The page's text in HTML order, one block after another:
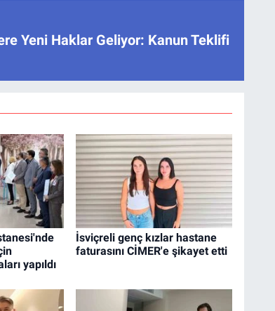
Yeni Haklar Geliyor: Kanun Teklifi
yapıldı
İsviçreli genç kızlar hastane
faturasını CİMER'e şikayet etti